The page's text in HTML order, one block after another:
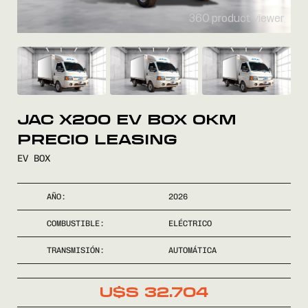
COMPRÁ
VENDÉ
NOSOTROS
CONTACTO
360 product viewer
JAC X200 EV BOX 0KM
PRECIO LEASING
EV BOX
AÑO: 2026
COMBUSTIBLE: ELÉCTRICO
TRANSMISIÓN: AUTOMÁTICA
U$S 32.704